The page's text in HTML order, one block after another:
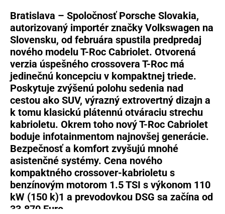
Bratislava – Spoločnosť Porsche Slovakia,
autorizovaný importér značky Volkswagen na
Slovensku, od februára spustila predpredaj
nového modelu T-Roc Cabriolet. Otvorená
verzia úspešného crossovera T-Roc má
jedinečnú koncepciu v kompaktnej triede.
Poskytuje zvýšenú polohu sedenia nad
cestou ako SUV, výrazný extrovertný dizajn a
k tomu klasickú plátennú otváraciu strechu
kabrioletu. Okrem toho nový T-Roc Cabriolet
boduje infotainmentom najnovšej generácie.
Bezpečnosť a komfort zvyšujú mnohé
asistenčné systémy. Cena nového
kompaktného crossover-kabrioletu s
benzínovým motorom 1.5 TSI s výkonom 110
kW (150 k)1 a prevodovkou DSG sa začína od
33.870 Euro.